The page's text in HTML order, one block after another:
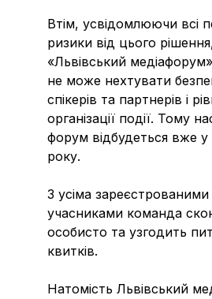
Втім, усвідомлюючи всі
ризики від цього
«Львівський
не може нехтувати
спікерів та партнерів і
організації події. Тому
форум відбудеться вже у
року.
З усіма
учасниками команда
особисто та узгодить
квитків.
Натомість Львівський